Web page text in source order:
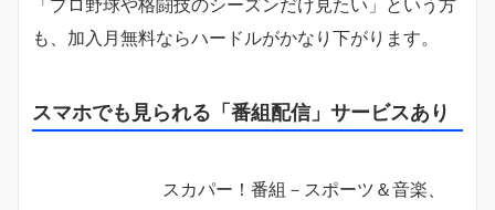
も、加入月無料ならハードルがかなり下がります。
スマホでも見られる「番組配信」サービスあり
スカパー！番組－スポーツ＆音楽、